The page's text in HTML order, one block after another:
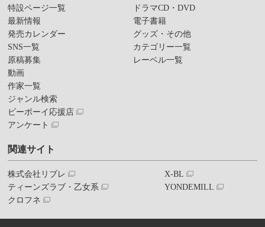
特設ページ一覧
最新情報
発売カレンダー
SNS一覧
原稿募集
動画
作家一覧
ジャンル検索
ビーボーイ応援店
アンケート
ドラマCD・DVD
電子書籍
グッズ・その他
カテゴリー一覧
レーベル一覧
関連サイト
株式会社リブレ
ティーンズラブ・乙女系
クロフネ
X-BL
YONDEMILL